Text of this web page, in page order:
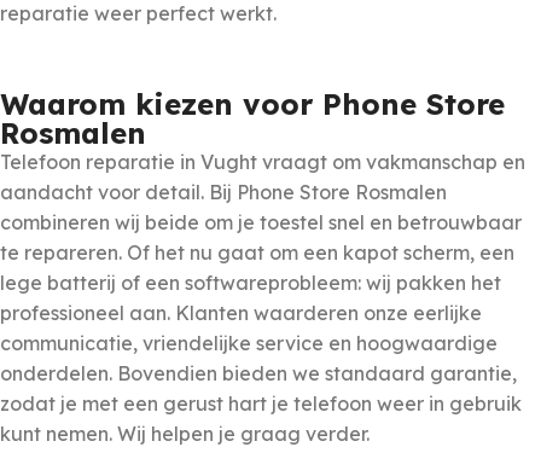
reparatie weer perfect werkt.
Waarom kiezen voor Phone Store
Rosmalen
Telefoon reparatie in Vught vraagt om vakmanschap en
aandacht voor detail. Bij Phone Store Rosmalen
combineren wij beide om je toestel snel en betrouwbaar
te repareren. Of het nu gaat om een kapot scherm, een
lege batterij of een softwareprobleem: wij pakken het
professioneel aan. Klanten waarderen onze eerlijke
communicatie, vriendelijke service en hoogwaardige
onderdelen. Bovendien bieden we standaard garantie,
zodat je met een gerust hart je telefoon weer in gebruik
kunt nemen. Wij helpen je graag verder.